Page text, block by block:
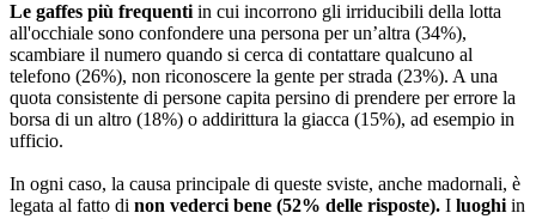
Le gaffes più frequenti in cui incorrono gli irriducibili della lotta
all'occhiale sono confondere una persona per un’altra (34%),
scambiare il numero quando si cerca di contattare qualcuno al
telefono (26%), non riconoscere la gente per strada (23%). A una
quota consistente di persone capita persino di prendere per errore la
borsa di un altro (18%) o addirittura la giacca (15%), ad esempio in
ufficio.
In ogni caso, la causa principale di queste sviste, anche madornali, è
legata al fatto di non vederci bene (52% delle risposte). I luoghi in